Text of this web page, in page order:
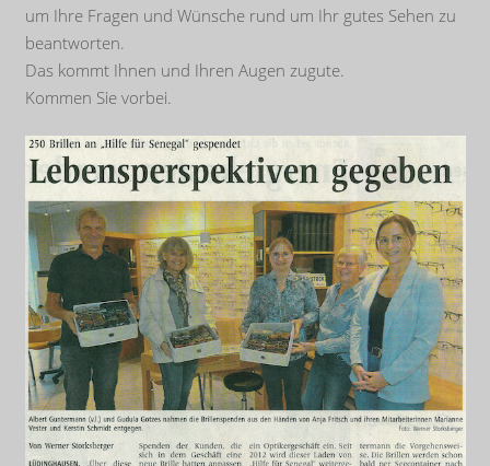
um Ihre Fragen und Wünsche rund um Ihr gutes Sehen zu
beantworten.
Das kommt Ihnen und Ihren Augen zugute.
Kommen Sie vorbei.